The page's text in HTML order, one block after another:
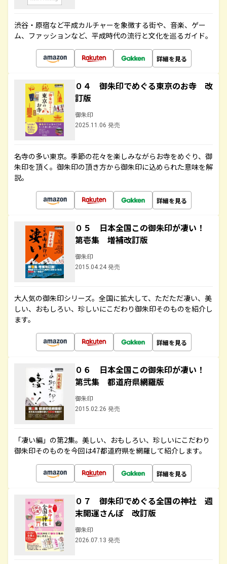
渋谷・原宿など平成カルチャーを象徴する街や、音楽、ゲー
ム、ファッションなど、平成時代の流行と文化を巡るガイド。
詳細を見る
０４ 御朱印でめぐる東京のお寺 改
訂版
御朱印
2025.11.06 発売
名寺の多い東京。季節の花々を楽しみながらお寺をめぐり、御
朱印を頂く。御朱印の頂き方から御朱印に込められた意味を解
説。
詳細を見る
０５ 日本全国この御朱印が凄い！
第壱集 増補改訂版
御朱印
2015.04.24 発売
大人気の御朱印シリーズ。全国に拡大して、ただただ凄い、美
しい、おもしろい、珍しいにこだわり御朱印そのものを紹介し
ます。
詳細を見る
０６ 日本全国この御朱印が凄い！
第弐集 都道府県網羅版
御朱印
2015.02.26 発売
「凄い編」の第2集。美しい、おもしろい、珍しいにこだわり
御朱印そのものを今回は47都道府県を網羅して紹介します。
詳細を見る
０７ 御朱印でめぐる全国の神社 週
末開運さんぽ 改訂版
御朱印
2026.07.13 発売